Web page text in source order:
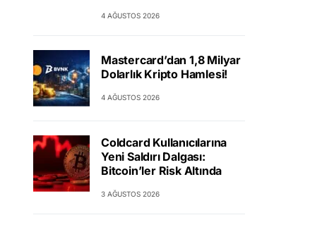
4 AĞUSTOS 2026
Mastercard’dan 1,8 Milyar
Dolarlık Kripto Hamlesi!
4 AĞUSTOS 2026
Coldcard Kullanıcılarına
Yeni Saldırı Dalgası:
Bitcoin’ler Risk Altında
3 AĞUSTOS 2026